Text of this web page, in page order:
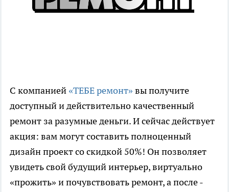
С компанией «ТЕБЕ ремонт» вы получите
доступный и действительно качественный
ремонт за разумные деньги. И сейчас действует
акция: вам могут составить полноценный
дизайн проект со скидкой 50%! Он позволяет
увидеть свой будущий интерьер, виртуально
«прожить» и почувствовать ремонт, а после -